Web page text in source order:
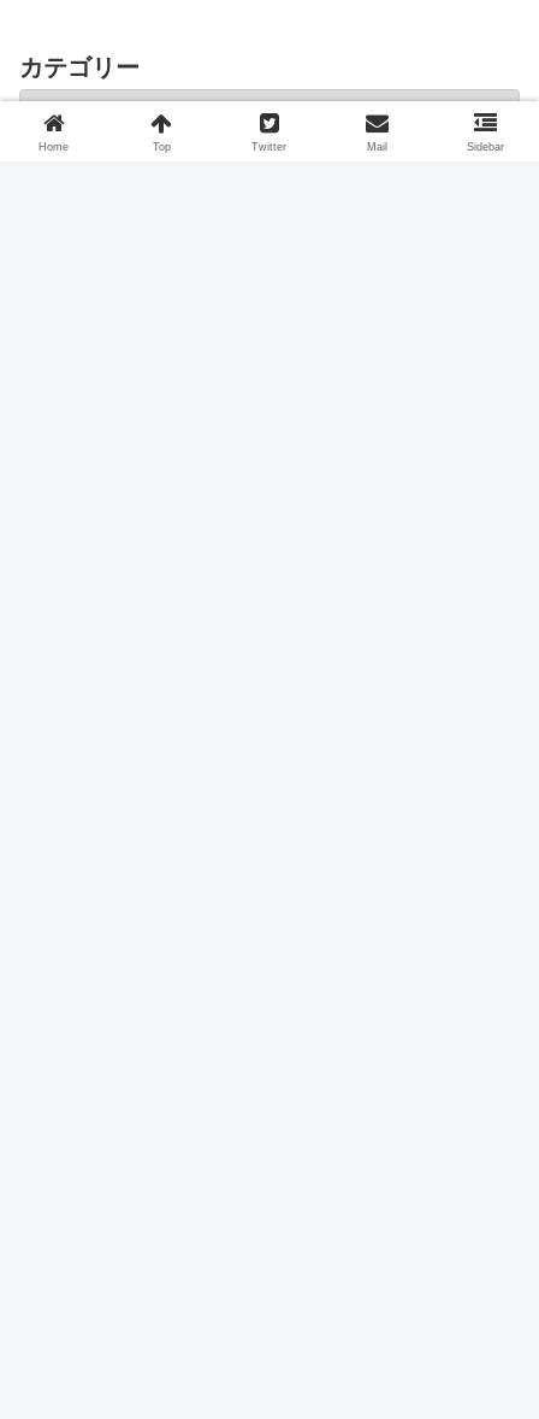
カテゴリー
Home Top Twitter Mail Sidebar